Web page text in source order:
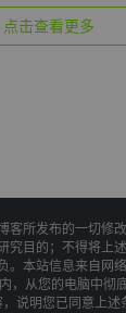
点击查看更多
客所发布的一切修
究目的；不得将上
本站信息来自网
，从您的电脑中彻
说明您已同意上述